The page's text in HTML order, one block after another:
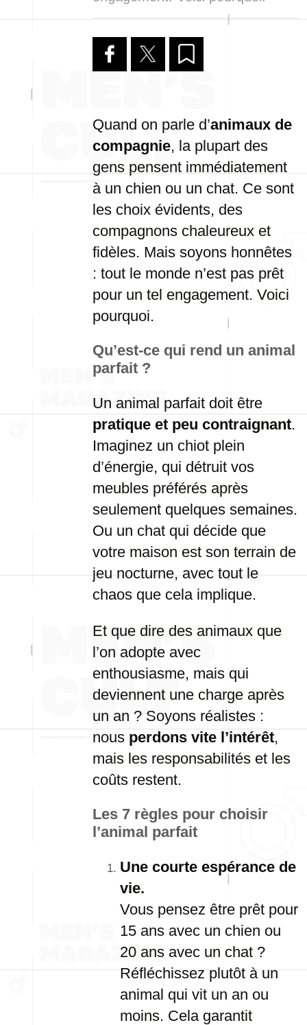
Quand on parle d’animaux de
compagnie, la plupart des
gens pensent immédiatement
à un chien ou un chat. Ce sont
les choix évidents, des
compagnons chaleureux et
fidèles. Mais soyons honnêtes
: tout le monde n’est pas prêt
pour un tel engagement. Voici
pourquoi.
Qu’est-ce qui rend un animal
parfait ?
Un animal parfait doit être
pratique et peu contraignant.
Imaginez un chiot plein
d’énergie, qui détruit vos
meubles préférés après
seulement quelques semaines.
Ou un chat qui décide que
votre maison est son terrain de
jeu nocturne, avec tout le
chaos que cela implique.
Et que dire des animaux que
l’on adopte avec
enthousiasme, mais qui
deviennent une charge après
un an ? Soyons réalistes :
nous perdons vite l’intérêt,
mais les responsabilités et les
coûts restent.
Les 7 règles pour choisir
l’animal parfait
Une courte espérance de
vie.
Vous pensez être prêt pour
15 ans avec un chien ou
20 ans avec un chat ?
Réfléchissez plutôt à un
animal qui vit un an ou
moins. Cela garantit